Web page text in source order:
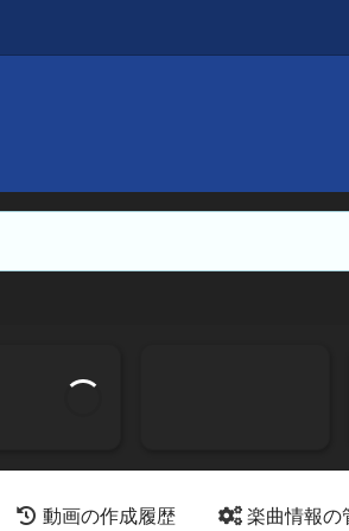
動画の作成履歴 楽曲情報の